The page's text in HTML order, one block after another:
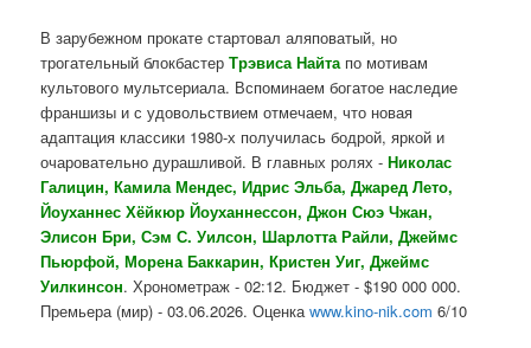
В зарубежном прокате стартовал аляповатый, но
трогательный блокбастерТрэвиса Найтапо мотивам
культового мультсериала. Вспоминаем богатое наследие
франшизы и с удовольствием отмечаем, что новая
адаптация классики 1980-х получилась бодрой, яркой и
очаровательно дурашливой. В главных ролях -Николас
Галицин, Камила Мендес, Идрис Эльба, Джаред Лето,
Йоуханнес Хёйкюр Йоуханнессон, Джон Сюэ Чжан,
Элисон Бри, Сэм С. Уилсон, Шарлотта Райли, Джеймс
Пьюрфой, Морена Баккарин, Кристен Уиг, Джеймс
Уилкинсон. Хронометраж - 02:12. Бюджет - $190 000 000.
Премьера (мир) - 03.06.2026. Оценкаwww.kino-nik.com 6/10